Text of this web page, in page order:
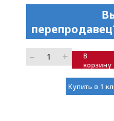
– +
В
корзину
Купить в 1